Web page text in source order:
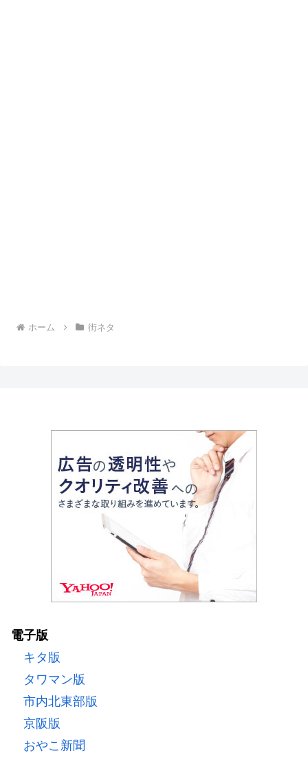
ホーム 街ネタ
電子版
キタ版
タワマン版
市内北東部版
京阪版
おやこ新聞